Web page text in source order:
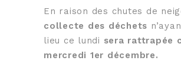
En raison des chutes de
collecte des déchets
lieu ce lundi sera rattrapée
mercredi 1er décembre.